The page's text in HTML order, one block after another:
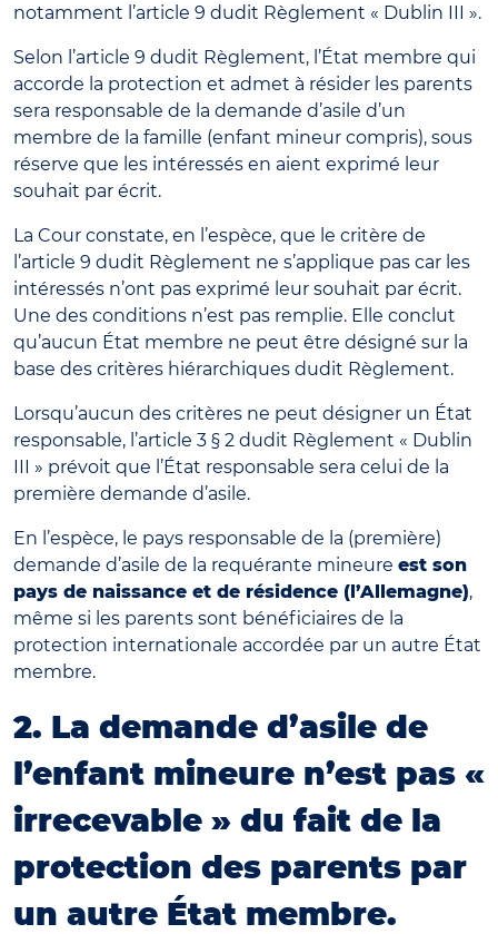
notamment l’article 9 dudit Règlement « Dublin III ».
Selon l’article 9 dudit Règlement, l’État membre qui
accorde la protection et admet à résider les parents
sera responsable de la demande d’asile d’un
membre de la famille (enfant mineur compris), sous
réserve que les intéressés en aient exprimé leur
souhait par écrit.
La Cour constate, en l’espèce, que le critère de
l’article 9 dudit Règlement ne s’applique pas car les
intéressés n’ont pas exprimé leur souhait par écrit.
Une des conditions n’est pas remplie. Elle conclut
qu’aucun État membre ne peut être désigné sur la
base des critères hiérarchiques dudit Règlement.
Lorsqu’aucun des critères ne peut désigner un État
responsable, l’article 3 § 2 dudit Règlement « Dublin
III » prévoit que l’État responsable sera celui de la
première demande d’asile.
En l’espèce, le pays responsable de la (première)
demande d’asile de la requérante mineure est son
pays de naissance et de résidence (l’Allemagne),
même si les parents sont bénéficiaires de la
protection internationale accordée par un autre État
membre.
2. La demande d’asile de
l’enfant mineure n’est pas «
irrecevable » du fait de la
protection des parents par
un autre État membre.